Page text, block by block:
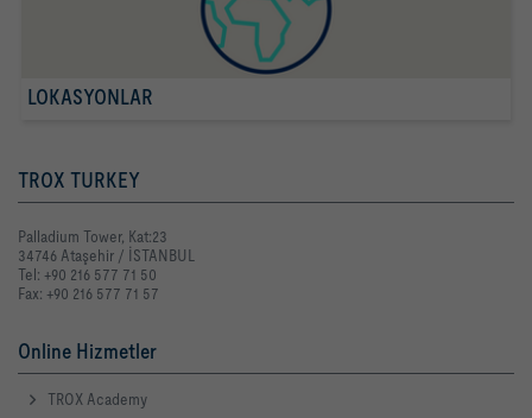
LOKASYONLAR
TROX TURKEY
Palladium Tower, Kat:23
34746 Ataşehir / İSTANBUL
Tel: +90 216 577 71 50
Fax: +90 216 577 71 57
Online Hizmetler
TROX Academy